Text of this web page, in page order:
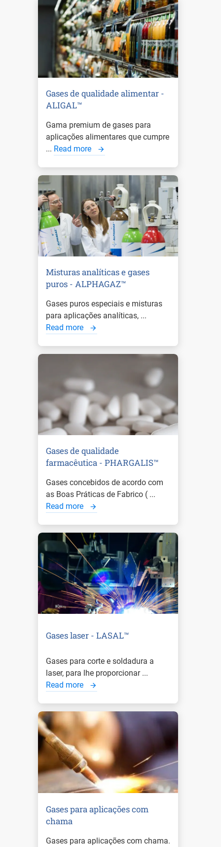
Gases de qualidade alimentar -
ALIGAL™
Gama premium de gases para
aplicações alimentares que cumpre
... Read more
Misturas analíticas e gases
puros - ALPHAGAZ™
Gases puros especiais e misturas
para aplicações analíticas, ...
Read more
Gases de qualidade
farmacêutica - PHARGALIS™
Gases concebidos de acordo com
as Boas Práticas de Fabrico ( ...
Read more
Gases laser - LASAL™
Gases para corte e soldadura a
laser, para lhe proporcionar ...
Read more
Gases para aplicações com
chama
Gases para aplicações com chama.